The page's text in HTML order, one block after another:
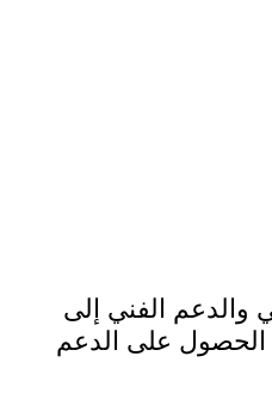
والدعم الفني إلى
الحصول على الدعم